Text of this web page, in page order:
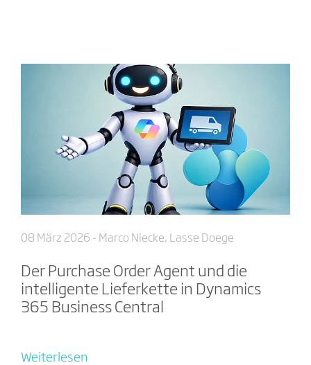
08 März 2026 - Marco Niecke, Lasse Doege
Der Purchase Order Agent und die
intelligente Lieferkette in Dynamics
365 Business Central
Weiterlesen